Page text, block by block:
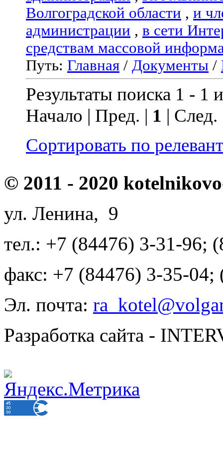
Волгоградской области , и
администрации , в сети
средствам массовой
Путь: Главная / Документы /
Результаты поиска 1 - 1
Начало | Пред. | 1 |
Сортировать по
© 2011 - 2020
ул. Ленина, 9
тел.: +7 (84476) 3-31-96;
факс: +7 (84476) 3-35-04;
Эл. почта:
Разработка сайта -